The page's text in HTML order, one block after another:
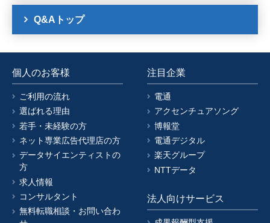
Q&Aトップ
個人のお客様
ご利用の流れ
選ばれる理由
若手・未経験の方
ネット専業広告代理店の方
データサイエンティストの
方
求人情報
コンサルタント
無料転職相談・お問い合わ
注目企業
電通
アクセンチュアソング
博報堂
電通デジタル
楽天グループ
NTTデータ
法人向けサービス